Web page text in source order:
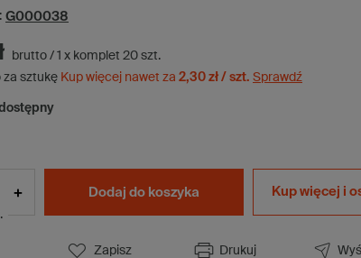
G000038
brutto / 1 x komplet 20 szt.
za sztukę Kup więcej nawet za 2,30 zł / szt. Sprawdź
+ Dodaj do koszyka Kup więcej i
Zapisz Drukuj